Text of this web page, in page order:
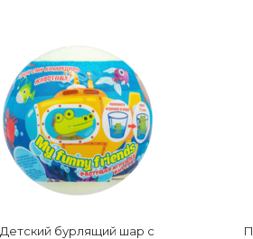
Детский бурлящий шар с